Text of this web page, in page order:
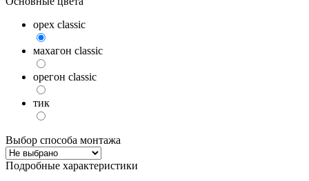
орех classic
махагон classic
орегон classic
тик
Выбор способа монтажа
Подробные характеристики